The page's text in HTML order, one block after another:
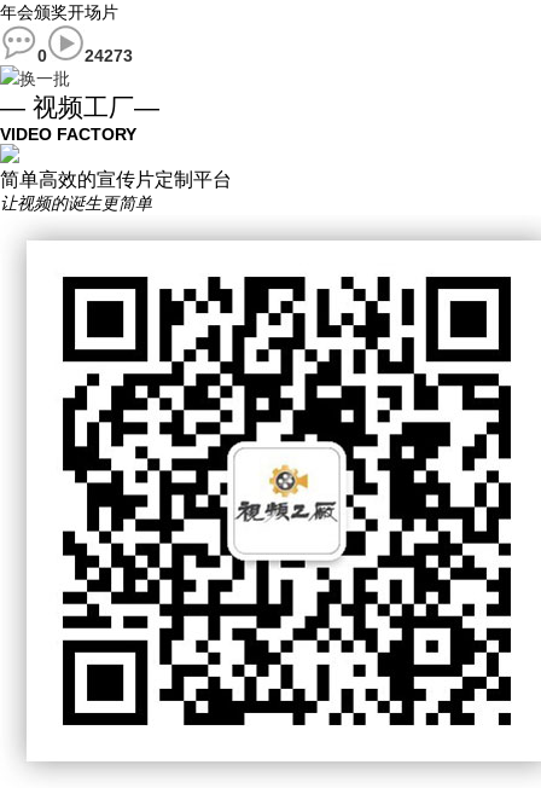
年会颁奖开场片
0
24273
换一批
— 视频工厂—
VIDEO FACTORY
简单高效的宣传片定制平台
让视频的诞生更简单